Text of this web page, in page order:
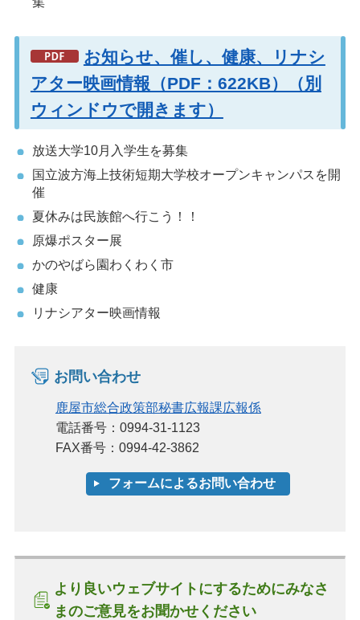
お知らせ、催し、健康、リナシ
アター映画情報（PDF：622KB）（別
ウィンドウで開きます）
放送大学10月入学生を募集
国立波方海上技術短期大学校オープンキャンパスを開
催
夏休みは民族館へ行こう！！
原爆ポスター展
かのやばら園わくわく市
健康
リナシアター映画情報
お問い合わせ
鹿屋市総合政策部秘書広報課広報係
電話番号：0994-31-1123
FAX番号：0994-42-3862
より良いウェブサイトにするためにみなさ
まのご意見をお聞かせください